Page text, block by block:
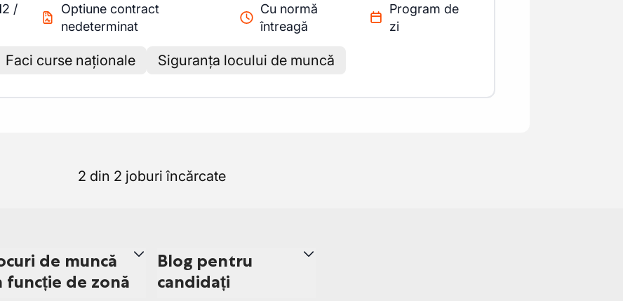
/
Optiune contract
nedeterminat
Cu normă
întreagă
Program de
zi
Faci curse naționale Siguranța locului de muncă
2 din 2 joburi încărcate
de muncă
funcție de zonă
Blog pentru
candidați